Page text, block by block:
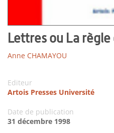
Lettres ou La règle
Anne CHAMAYOU
Editeur
Artois Presses Université
Date de publication
31 décembre 1998